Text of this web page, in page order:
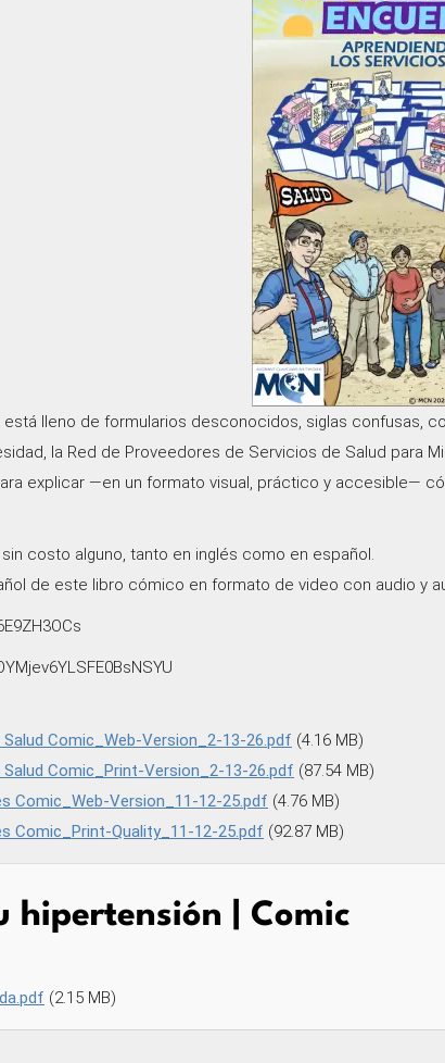
lleno de formularios desconocidos, siglas confusas,
la Red de Proveedores de Servicios de Salud para
explicar —en un formato visual, práctico y accesible—
costo alguno, tanto en inglés como en español.
de este libro cómico en formato de video con audio y
Comic_Web-Version_2-13-26.pdf (4.16 MB)
Salud Comic_Print-Version_2-13-26.pdf (87.54 MB)
Comic_Web-Version_11-12-25.pdf (4.76 MB)
Comic_Print-Quality_11-12-25.pdf (92.87 MB)
hipertensión | Comic
(2.15 MB)